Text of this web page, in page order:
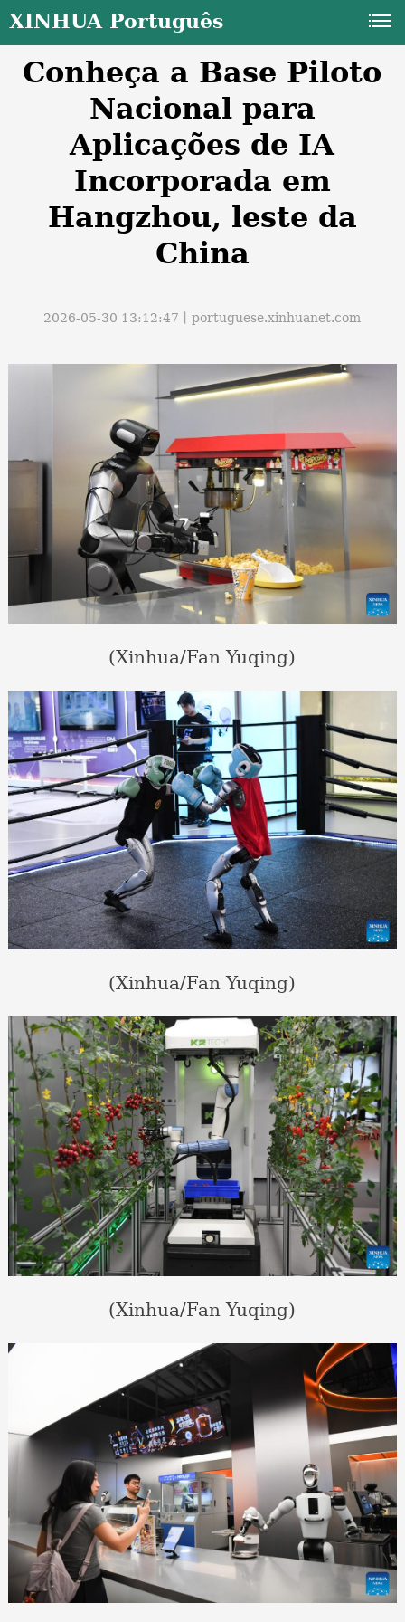
XINHUA Português
Conheça a Base Piloto
Nacional para
Aplicações de IA
Incorporada em
Hangzhou, leste da
China
2026-05-30 13:12:47丨portuguese.xinhuanet.com
(Xinhua/Fan Yuqing)
(Xinhua/Fan Yuqing)
(Xinhua/Fan Yuqing)